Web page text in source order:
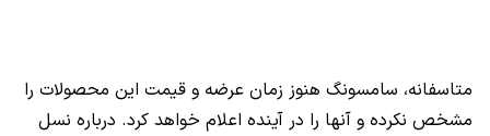
متاسفانه، سامسونگ هنوز زمان عرضه و قیمت این محصولات را
مشخص نکرده و آنها را در آینده اعلام خواهد کرد. درباره نسل